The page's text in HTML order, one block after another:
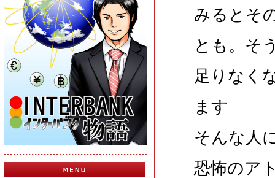
みるとそ
とも。そ
足りなく
ます
そんな人
恐怖のア